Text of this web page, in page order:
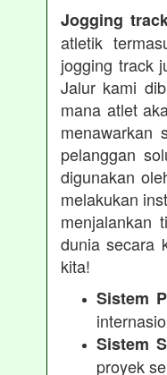
Jogging
atletik
jogging track
Jalur kami
mana atlet
menawarkan
pelanggan
digunakan
melakukan
menjalankan
dunia secara
kita!
Sistem
Sistem
proyek